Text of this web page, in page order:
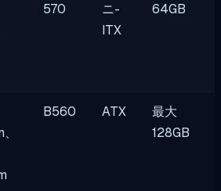
570
ニ-
ITX
64GB
B560 ATX
最大
128GB